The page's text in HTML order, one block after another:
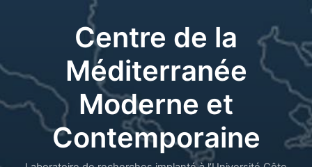
Centre de la
Méditerranée
Moderne et
Contemporaine